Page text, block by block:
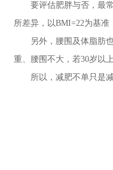
要评估肥胖与否，最常
所差异，以BMI=22为基准
另外，腰围及体脂肪也
重、腰围不大，若30岁以
所以，减肥不单只是减